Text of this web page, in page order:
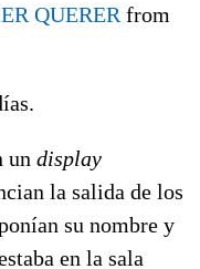
QUERER from
un display
la salida de los
su nombre y
en la sala